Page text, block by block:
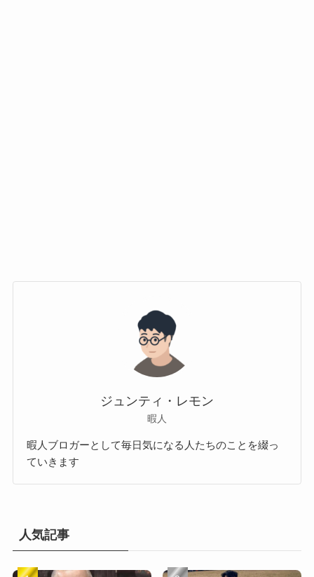
ジュンティ・レモン
暇人
暇人ブロガーとして毎日気になる人たちのことを綴っ
ていきます
人気記事